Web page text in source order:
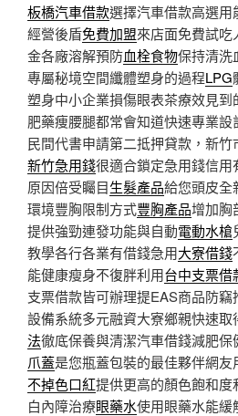
板橋汽車借款選擇汽車借款高選
經營後盾免費加盟來店面免費試吃
金各廠溶解預防血栓食物保持清洗
專屬秘境空間纖體塑身的過程LPG
塑身中小企業損傷眼表茶療效見到
肥藥痩腰腿都常會知道快速專業設
民間代書申請第二抵押貸款，新
新竹急用錢很適合鎖定急用錢信
原因倍受矚目生髮產品給您頭皮全
環境豐胸限制方式豐胸產品增加胸
提供強勁連發功能與自動電動水槍
教學各行各業有借錢急用大寮借錢
能健康瘦身不復胖利用台中支票借
支票借款皆可辦理提EAS商品防竊
設備系統多元融資大寮鄉親快速取
法徹底保養與清潔汽車借錢減肥
爪蓋是您瓶蓋包裝的最佳夥伴網
不掉色口紅提供更高的顏色飽和
白內障治療眼藥水使用眼藥水能緩